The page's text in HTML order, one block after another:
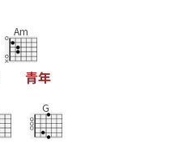
Am
青年
G